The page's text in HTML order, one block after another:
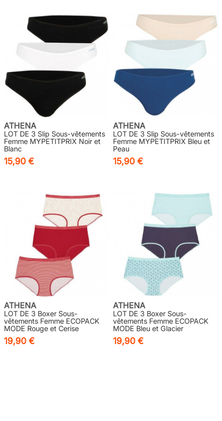
ATHENA
LOT DE 3 Slip Sous-vêtements
Femme MYPETITPRIX Noir et
Blanc
15,90 €
ATHENA
LOT DE 3 Slip Sous-vêtements
Femme MYPETITPRIX Bleu et
Peau
15,90 €
ATHENA
LOT DE 3 Boxer Sous-
vêtements Femme ECOPACK
MODE Rouge et Cerise
19,90 €
ATHENA
LOT DE 3 Boxer Sous-
vêtements Femme ECOPACK
MODE Bleu et Glacier
19,90 €